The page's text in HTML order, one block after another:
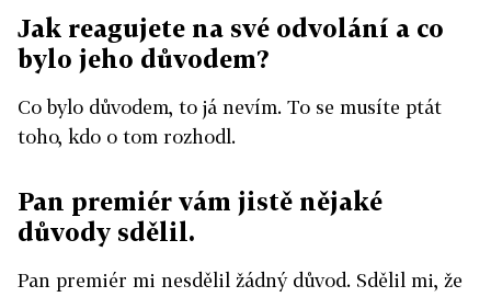
Jak reagujete na své odvolání a co
bylo jeho důvodem?
Co bylo důvodem, to já nevím. To se musíte ptát
toho, kdo o tom rozhodl.
Pan premiér vám jistě nějaké
důvody sdělil.
Pan premiér mi nesdělil žádný důvod. Sdělil mi, že